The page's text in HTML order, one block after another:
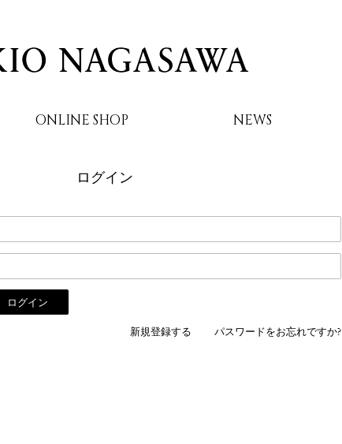
ONLINE SHOP NEWS
ログイン
新規登録する パスワードをお忘れですか?